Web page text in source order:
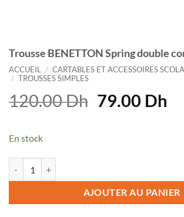
Trousse BENETTON Spring double
ACCUEIL / CARTABLES ET ACCESSOIRES
/ TROUSSES SIMPLES
120.00Dh Le
79.00 DhLe
En stock
AJOUTER AU PANIER